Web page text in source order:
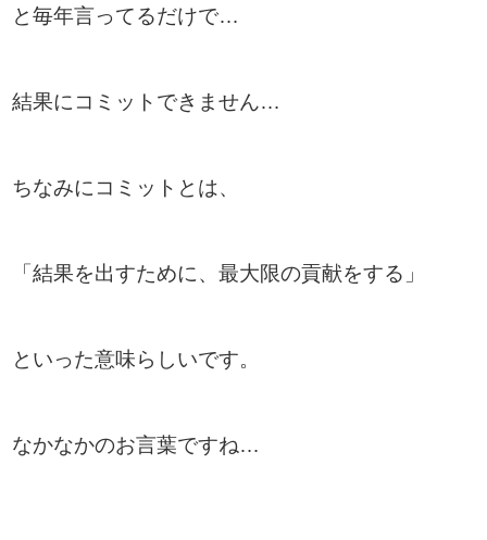
と毎年言ってるだけで…
結果にコミットできません…
ちなみにコミットとは、
「結果を出すために、最大限の貢献をする」
といった意味らしいです。
なかなかのお言葉ですね…